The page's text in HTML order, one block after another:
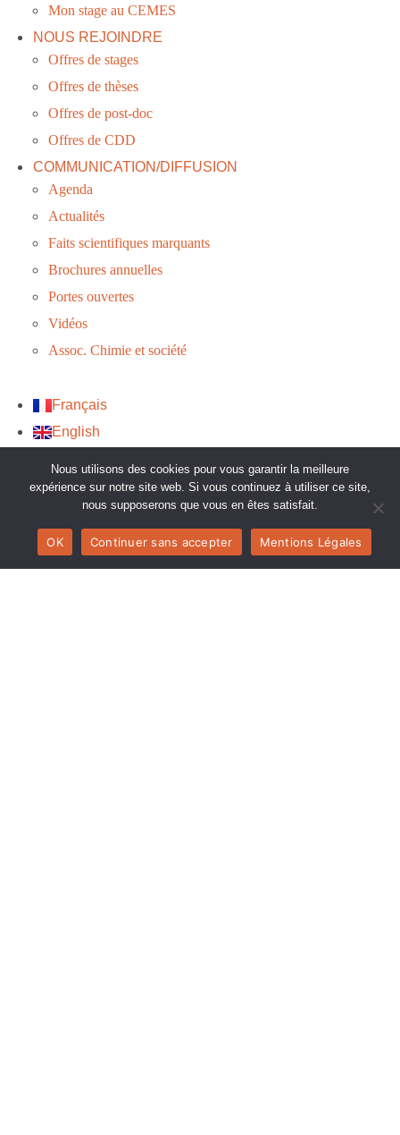
Mon stage au CEMES
NOUS REJOINDRE
Offres de stages
Offres de thèses
Offres de post-doc
Offres de CDD
COMMUNICATION/DIFFUSION
Agenda
Actualités
Faits scientifiques marquants
Brochures annuelles
Portes ouvertes
Vidéos
Assoc. Chimie et société
Français
English
Nous utilisons des cookies pour vous garantir la meilleure
expérience sur notre site web. Si vous continuez à utiliser ce site,
nous supposerons que vous en êtes satisfait.
OK Continuer sans accepter Mentions Légales